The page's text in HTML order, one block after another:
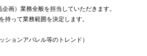
画）業務全般を担当していただきます。
って業務範囲を決定します。
ションアパレル等のトレンド）